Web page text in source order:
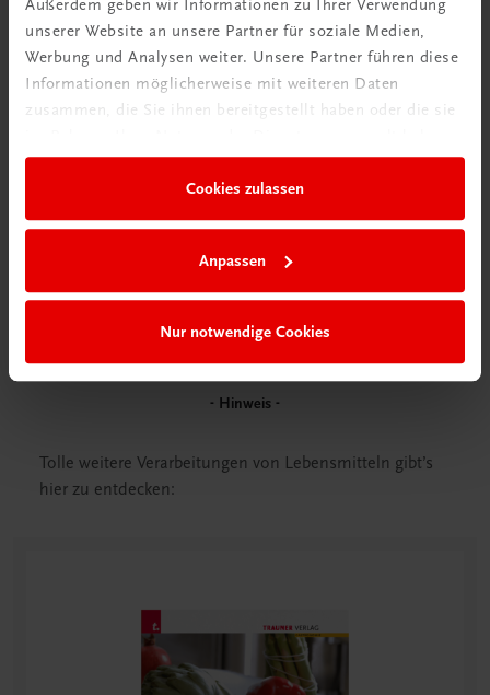
Außerdem geben wir Informationen zu Ihrer Verwendung
unserer Website an unsere Partner für soziale Medien,
Werbung und Analysen weiter. Unsere Partner führen diese
Informationen möglicherweise mit weiteren Daten
zusammen, die Sie ihnen bereitgestellt haben oder die sie
Cookies zulassen
Anpassen
Nur notwendige Cookies
während der 14 Tage eine wunderbar glänzende,
braune Farbe an – daher die Bezeichnung
diesem Grund zum Einlegen kein weißes Gefäß,
da es sich braun verfärben würde.
Hinweis
Tolle weitere Verarbeitungen von Lebensmitteln gibt’s
hier zu entdecken: